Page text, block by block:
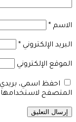
الاسم *
البريد الإلكتروني *
الموقع الإلكتروني
احفظ اسمي، بريدي
المتصفح لاستخدامها